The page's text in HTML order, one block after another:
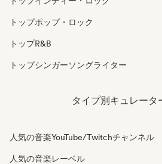
トップポップ・ロック
トップR&B
トップシンガーソングライター
タイプ別キュレータ
人気の音楽YouTube/Twitchチャンネル
人気の音楽レーベル